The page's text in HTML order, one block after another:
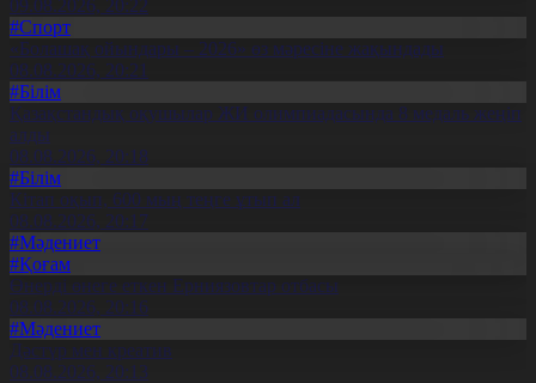
09.08.2026, 20:22
#Спорт
«Болашақ ойындары – 2026» өз мәресіне жақындады
08.08.2026, 20:21
#Білім
Қазақстандық оқушылар ЖИ олимпиадасында 8 медаль жеңіп
алды
08.08.2026, 20:18
#Білім
Кітап оқып, 600 мың теңге ұтып ал
08.08.2026, 20:17
#Мәдениет
#Қоғам
Өнерді өнеге еткен Ерниязовтар отбасы
08.08.2026, 20:16
#Мәдениет
Дәстүр мен креатив
08.08.2026, 20:13